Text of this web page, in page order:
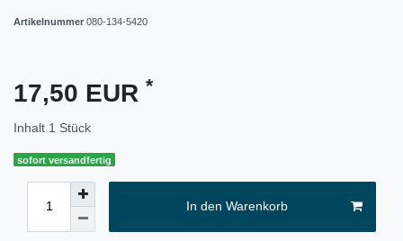
Artikelnummer 080-134-5420
17,50 EUR *
Inhalt 1 Stück
sofort versandfertig
In den Warenkorb